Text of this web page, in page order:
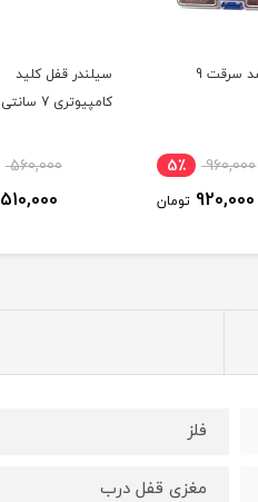
سیلندر ضد سرقت 9
960,000 5٪
920,000 تومان
سیلندر قفل کلید
کامپیوتری 7 سانتی
560,000
510,000
فلز
مغزی قفل درب